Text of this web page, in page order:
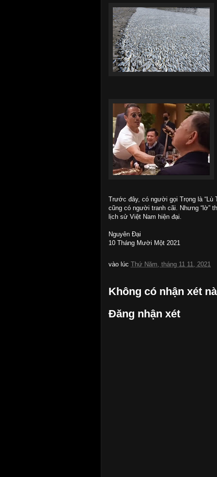
Trước đây, có người gọi Trọng là “Lù
cũng có người tranh cãi. Nhưng “lờ”
lịch sử Việt Nam hiện đại.
Nguyên Đại
10 Tháng Mười Một 2021
vào lúc Thứ Năm, tháng 11 11, 2021
Không có nhận xét
Đăng nhận xét